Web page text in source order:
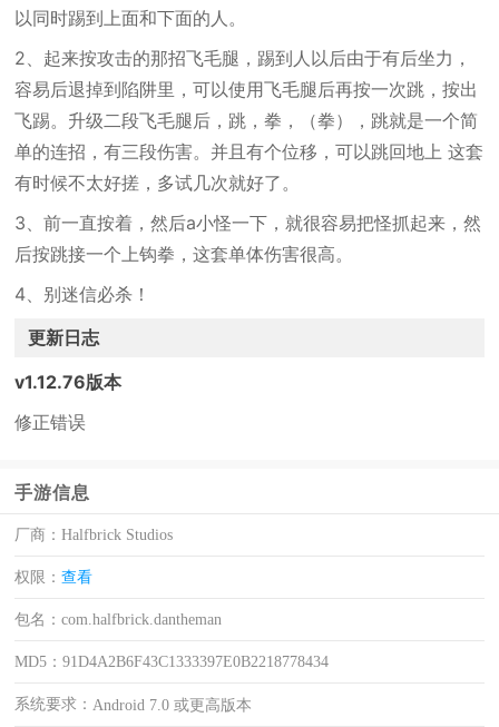
以同时踢到上面和下面的人。
2、起来按攻击的那招飞毛腿，踢到人以后由于有后坐力，
容易后退掉到陷阱里，可以使用飞毛腿后再按一次跳，按出
飞踢。升级二段飞毛腿后，跳，拳，（拳），跳就是一个简
单的连招，有三段伤害。并且有个位移，可以跳回地上 这套
有时候不太好搓，多试几次就好了。
3、前一直按着，然后a小怪一下，就很容易把怪抓起来，然
后按跳接一个上钩拳，这套单体伤害很高。
4、别迷信必杀！
更新日志
v1.12.76版本
修正错误
手游信息
厂商：Halfbrick Studios
权限：查看
包名：com.halfbrick.dantheman
MD5：91D4A2B6F43C1333397E0B2218778434
系统要求： Android 7.0 或更高版本